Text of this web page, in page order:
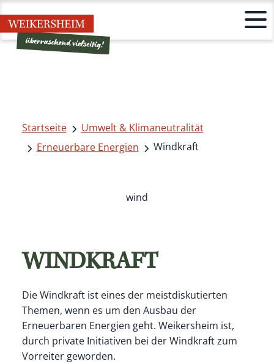
Startseite
Umwelt & Klimaneutralität
Erneuerbare Energien
Windkraft
WINDKRAFT
Die Windkraft ist eines der meistdiskutierten
Themen, wenn es um den Ausbau der
Erneuerbaren Energien geht. Weikersheim ist,
durch private Initiativen bei der Windkraft zum
Vorreiter geworden.
wind